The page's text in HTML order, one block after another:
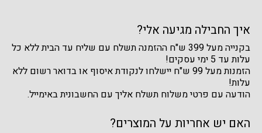
איך החבילה מגיעה אלי?
בקנייה מעל 399 ש"ח ההזמנה תשלח עם שליח עד הבית ללא כל
עלות עד 5 ימי עסקים!
הזמנות מעל 99 ש"ח יישלחו לנקודת איסוף או בדואר רשום ללא
עלות!
הודעה עם פרטי משלוח תשלח אליך עם החשבונית באימייל.
האם יש אחריות על המוצרים?